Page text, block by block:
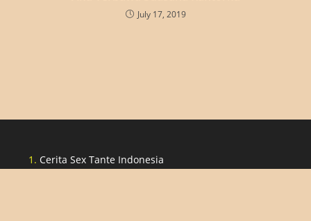
July 17, 2019
Cerita Sex Tante Indonesia